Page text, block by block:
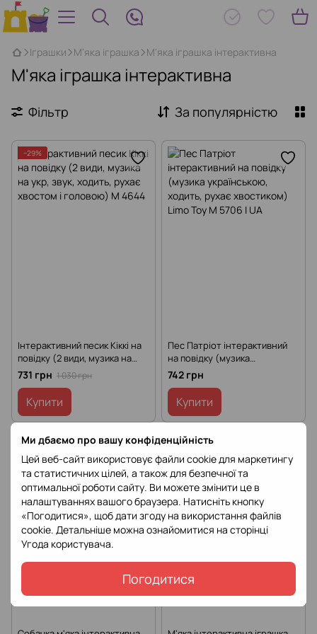
Ми дбаємо про вашу конфіденційність
Цей веб-сайт використовує файли cookie для маркетингу
та статистичних цілей, а також для безпечної та
оптимальної роботи сайту. Ви можете змінити це в
налаштуваннях вашого браузера. Натисніть кнопку
«Погодитися», щоб дати згоду на використання файлів
cookie. Детальніше можна ознайомитися на сторінці
Угода користувача.
Погодитися
Іграшки М'яка іграшка М'яка іграшка інтерактивна
М'яка іграшка інтерактивна
Фільтр За популярністю
−29%
Інтерактивний песик Кіккі на
повідку (2 види, музика на
укр, звук, ходить, рухає
хвостом і головою) M 4644
731 грн 1 030 грн
Купити
Пес Патріот інтерактивний
на повідку (музика
українською, ходить, рухає
хвостиком) Limo Toy M 5706 I
UA
742 грн
Купити
РОЗПРОДАЖ
−45%